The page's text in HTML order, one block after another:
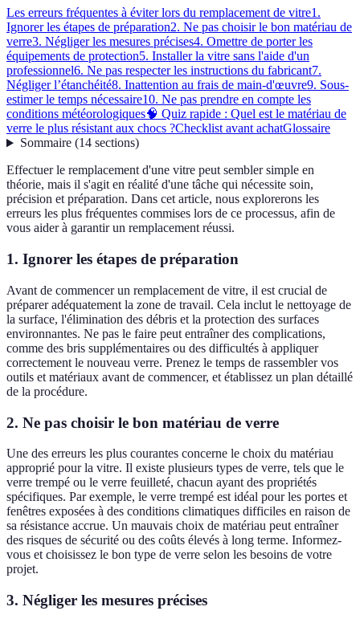
Les erreurs fréquentes à éviter lors du remplacement de vitre1.
Ignorer les étapes de préparation2. Ne pas choisir le bon matériau de
verre3. Négliger les mesures précises4. Omettre de porter les
équipements de protection5. Installer la vitre sans l'aide d'un
professionnel6. Ne pas respecter les instructions du fabricant7.
Négliger l’étanchéité8. Inattention au frais de main-d'œuvre9. Sous-
estimer le temps nécessaire10. Ne pas prendre en compte les
conditions météorologiques🧠 Quiz rapide : Quel est le matériau de
verre le plus résistant aux chocs ?Checklist avant achatGlossaire
Sommaire(14 sections)
Effectuer le remplacement d'une vitre peut sembler simple en
théorie, mais il s'agit en réalité d'une tâche qui nécessite soin,
précision et préparation. Dans cet article, nous explorerons les
erreurs les plus fréquentes commises lors de ce processus, afin de
vous aider à garantir un remplacement réussi.
1. Ignorer les étapes de préparation
Avant de commencer un remplacement de vitre, il est crucial de
préparer adéquatement la zone de travail. Cela inclut le nettoyage de
la surface, l'élimination des débris et la protection des surfaces
environnantes. Ne pas le faire peut entraîner des complications,
comme des bris supplémentaires ou des difficultés à appliquer
correctement le nouveau verre. Prenez le temps de rassembler vos
outils et matériaux avant de commencer, et établissez un plan détaillé
de la procédure.
2. Ne pas choisir le bon matériau de verre
Une des erreurs les plus courantes concerne le choix du matériau
approprié pour la vitre. Il existe plusieurs types de verre, tels que le
verre trempé ou le verre feuilleté, chacun ayant des propriétés
spécifiques. Par exemple, le verre trempé est idéal pour les portes et
fenêtres exposées à des conditions climatiques difficiles en raison de
sa résistance accrue. Un mauvais choix de matériau peut entraîner
des risques de sécurité ou des coûts élevés à long terme. Informez-
vous et choisissez le bon type de verre selon les besoins de votre
projet.
3. Négliger les mesures précises